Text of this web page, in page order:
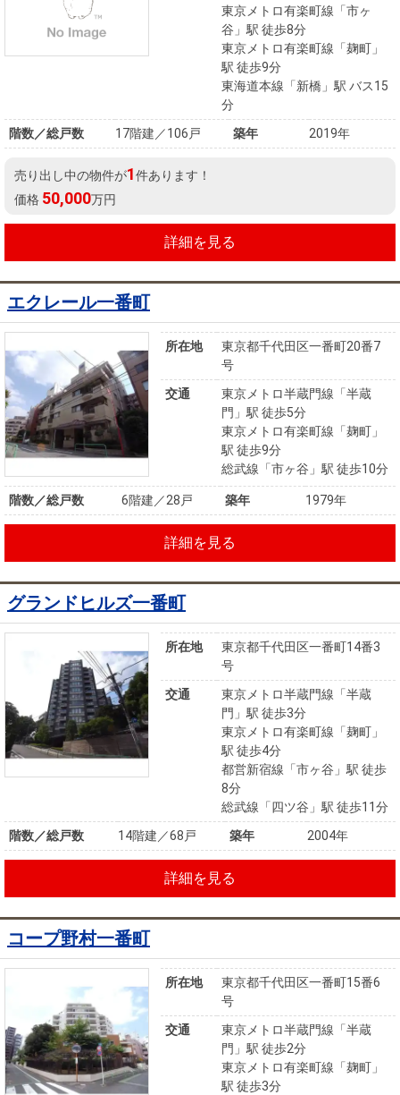
東京メトロ有楽町線「市ヶ
谷」駅 徒歩8分
東京メトロ有楽町線「麹町」
駅 徒歩9分
東海道本線「新橋」駅 バス15
分
階数／総戸数
17階建／106戸 築年 2019年
売り出し中の物件が1件あります！
価格 50,000万円
詳細を見る
エクレール一番町
所在地
東京都千代田区一番町20番7
号
交通
東京メトロ半蔵門線「半蔵
門」駅 徒歩5分
東京メトロ有楽町線「麹町」
駅 徒歩9分
総武線「市ヶ谷」駅 徒歩10分
階数／総戸数 6階建／28戸 築年 1979年
詳細を見る
グランドヒルズ一番町
所在地
東京都千代田区一番町14番3
号
交通
東京メトロ半蔵門線「半蔵
門」駅 徒歩3分
東京メトロ有楽町線「麹町」
駅 徒歩4分
都営新宿線「市ヶ谷」駅 徒歩
8分
総武線「四ツ谷」駅 徒歩11分
階数／総戸数
14階建／68戸 築年 2004年
詳細を見る
コープ野村一番町
所在地
東京都千代田区一番町15番6
号
交通
東京メトロ半蔵門線「半蔵
門」駅 徒歩2分
東京メトロ有楽町線「麹町」
駅 徒歩3分